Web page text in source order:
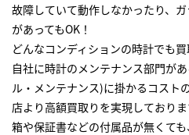
故障していて動作しなかったり、
があってもOK！
どんなコンディションの時計でも
自社に時計のメンテナンス部門が
ル・メンテナンス)に掛かるコスト
店より高額買取りを実現しておりま
箱や保証書などの付属品が無くても